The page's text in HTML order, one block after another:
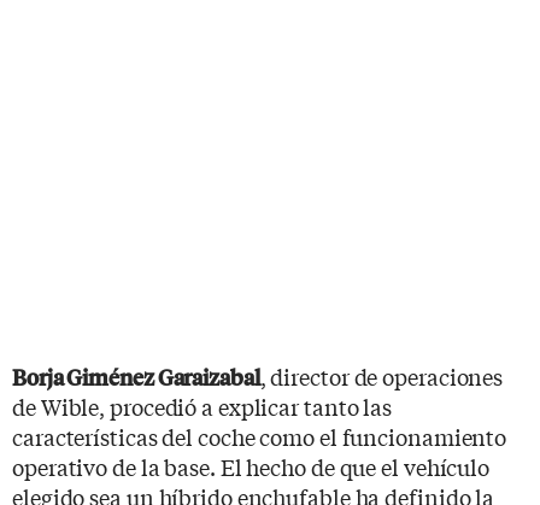
Borja Giménez Garaizabal, director de operaciones
de Wible, procedió a explicar tanto las
características del coche como el funcionamiento
operativo de la base. El hecho de que el vehículo
elegido sea un híbrido enchufable ha definido la